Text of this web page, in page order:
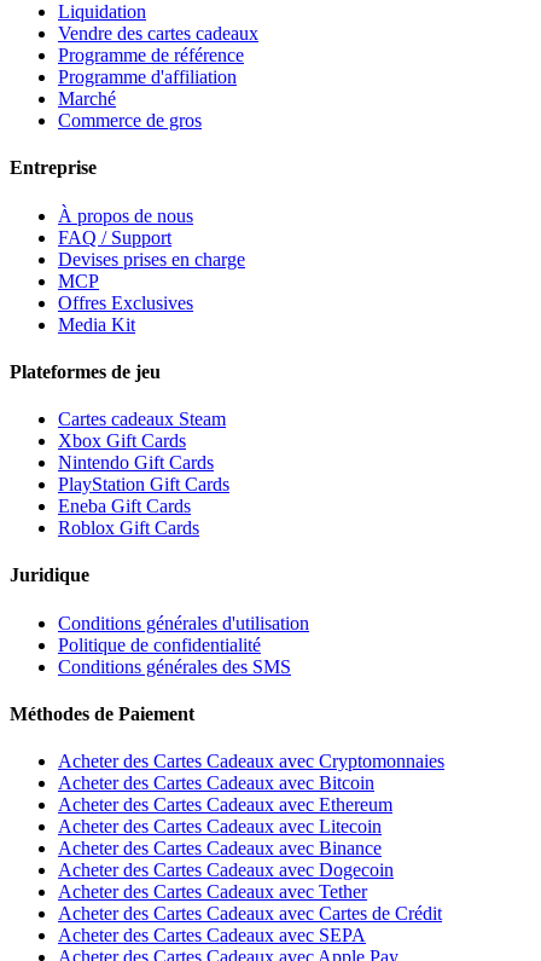
Liquidation
Vendre des cartes cadeaux
Programme de référence
Programme d'affiliation
Marché
Commerce de gros
Entreprise
À propos de nous
FAQ / Support
Devises prises en charge
MCP
Offres Exclusives
Media Kit
Plateformes de jeu
Cartes cadeaux Steam
Xbox Gift Cards
Nintendo Gift Cards
PlayStation Gift Cards
Eneba Gift Cards
Roblox Gift Cards
Juridique
Conditions générales d'utilisation
Politique de confidentialité
Conditions générales des SMS
Méthodes de Paiement
Acheter des Cartes Cadeaux avec Cryptomonnaies
Acheter des Cartes Cadeaux avec Bitcoin
Acheter des Cartes Cadeaux avec Ethereum
Acheter des Cartes Cadeaux avec Litecoin
Acheter des Cartes Cadeaux avec Binance
Acheter des Cartes Cadeaux avec Dogecoin
Acheter des Cartes Cadeaux avec Tether
Acheter des Cartes Cadeaux avec Cartes de Crédit
Acheter des Cartes Cadeaux avec SEPA